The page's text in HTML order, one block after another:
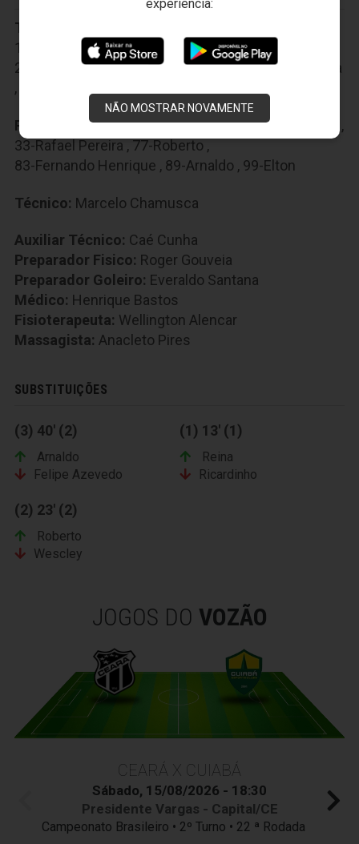
experiência:
NÃO MOSTRAR NOVAMENTE
Titulares:
11-Felipe Azevedo,13-Luiz Otávio,19-Ernandes
20-Juninho,27-Wescley 30-Pio,35-Rafael Carioca
,
Reservas: 5-Naldo,10-Reina,32-Douglas Coutinho
,
33-Rafael Pereira , 77-Roberto ,
83-Fernando Henrique , 89-Arnaldo , 99-Elton
Técnico: Marcelo Chamusca
Auxiliar Técnico: Caé Cunha
Preparador Fisico: Roger Gouveia
Preparador Goleiro: Everaldo Santana
Médico: Henrique Bastos
Fisioterapeuta: Wellington Alencar
Massagista: Anacleto Pires
SUBSTITUIÇÕES
(3) 40' (2)
Arnaldo
Felipe Azevedo
(1) 13' (1)
Reina
Ricardinho
(2) 23' (2)
Roberto
Wescley
JOGOS DO VOZÃO
CEARÁ X CUIABÁ
Sábado, 15/08/2026 - 18:30
Presidente Vargas - Capital/CE
Campeonato Brasileiro • 2º Turno • 22 ª Rodada